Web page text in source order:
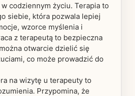
codziennym życiu. Terapia to
siebie, która pozwala lepiej
wzorce myślenia i
z terapeutą to bezpieczna
otwarcie dzielić się
co może prowadzić do
na wizytę u terapeuty to
Przypomina, że